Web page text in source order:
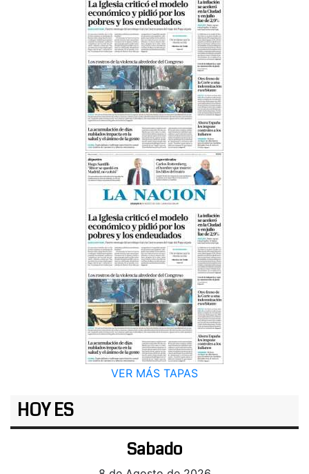
VER MÁS TAPAS
HOY ES
Sabado